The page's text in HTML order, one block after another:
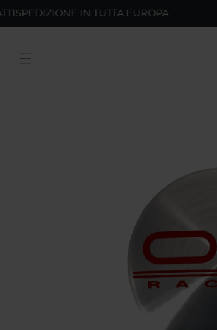
direttamente
ai contenuti
IN TUTTA EUROPA